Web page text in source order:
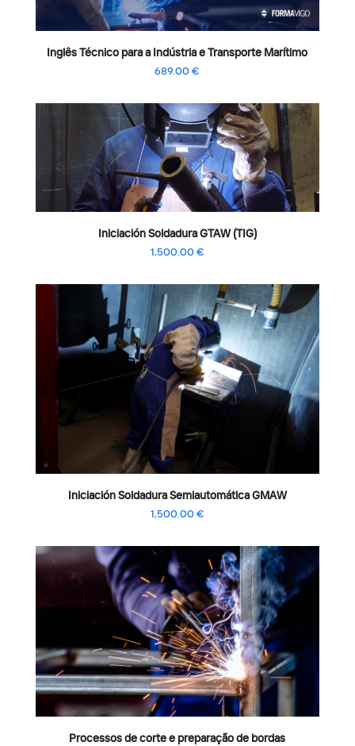
Inglês Técnico para a Indústria e Transporte Marítimo
689.00€
Iniciación Soldadura GTAW (TIG)
1,500.00 €
Iniciación Soldadura Semiautomática GMAW
1,500.00 €
Processos de corte e preparação de bordas